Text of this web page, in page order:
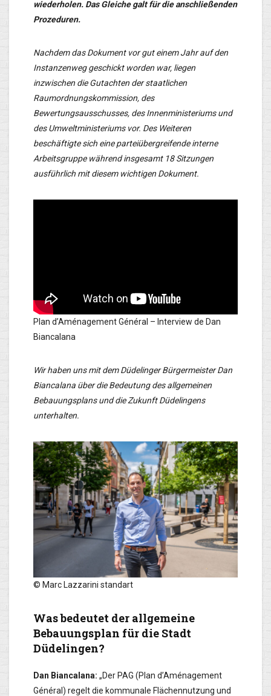
wiederholen. Das Gleiche galt für die anschließenden
Prozeduren.
Nachdem das Dokument vor gut einem Jahr auf den
Instanzenweg geschickt worden war, liegen
inzwischen die Gutachten der staatlichen
Raumordnungskommission, des
Bewertungsausschusses, des Innenministeriums und
des Umweltministeriums vor. Des Weiteren
beschäftigte sich eine parteiübergreifende interne
Arbeitsgruppe während insgesamt 18 Sitzungen
ausführlich mit diesem wichtigen Dokument.
Plan d’Aménagement Général – Interview de Dan
Biancalana
Wir haben uns mit dem Düdelinger Bürgermeister Dan
Biancalana über die Bedeutung des allgemeinen
Bebauungsplans und die Zukunft Düdelingens
unterhalten.
© Marc Lazzarini standart
Was bedeutet der allgemeine
Bebauungsplan für die Stadt
Düdelingen?
Dan Biancalana: „Der PAG (Plan d’Aménagement
Général) regelt die kommunale Flächennutzung und